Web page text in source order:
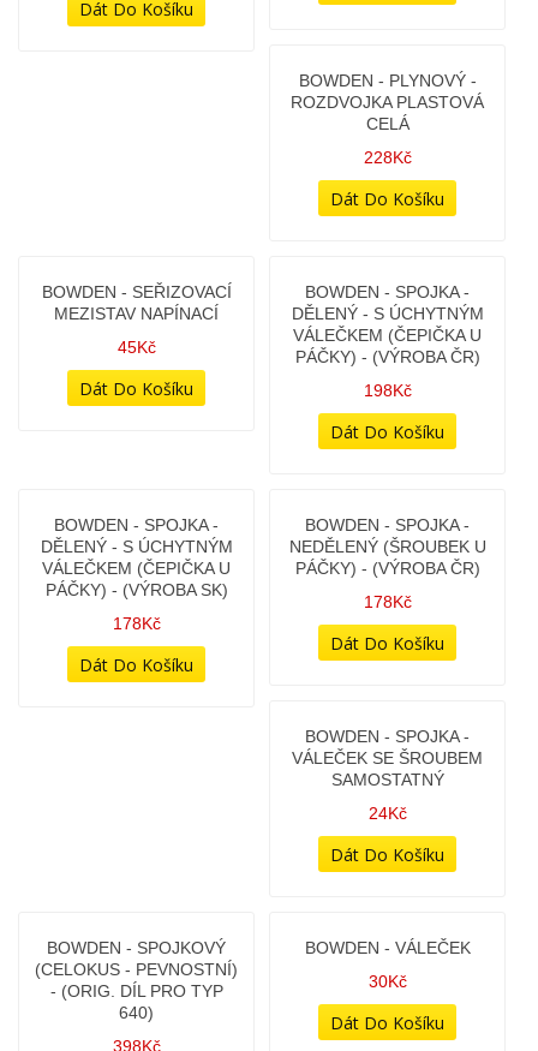
BOWDEN - MATICE M6
(KRUHOVÁ) - OCELOVÁ
ZINEK - (ORIG. DÍL JAWA)
138Kč
BOWDEN - NÁSTAVEC
SEŘIZOVACÍ M6X18 S
MATICÍ (ULOŽENKY)
28Kč
BOWDEN - OILMASTER -
ROZDVOJKY)
298Kč